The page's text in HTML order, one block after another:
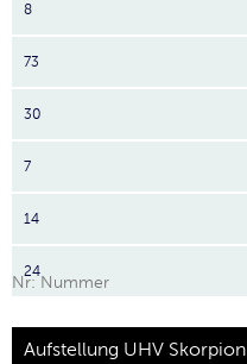
8
73
30
7
14
24
Nr: Nummer
Aufstellung UHV